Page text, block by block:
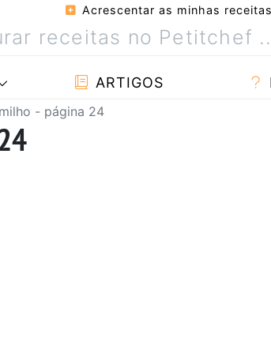
Acrescentar as minhas receitas
ARTIGOS
- página 24